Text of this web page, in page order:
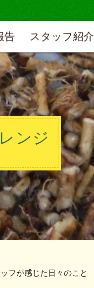
告 スタッフ紹介
ンジ
フが感じた日々のこと